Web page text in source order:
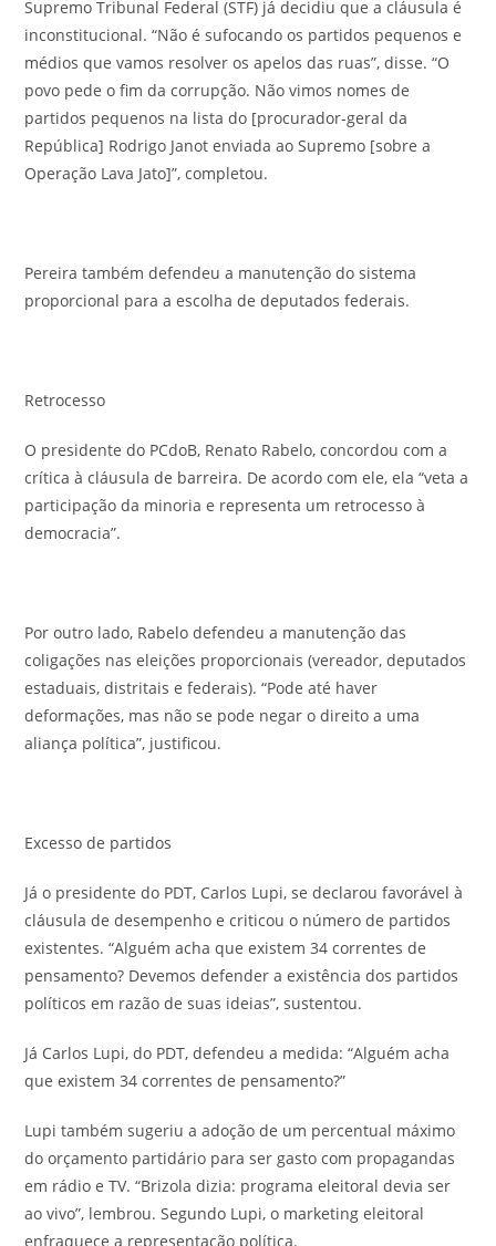
Supremo Tribunal Federal (STF) já decidiu que a cláusula é
inconstitucional. “Não é sufocando os partidos pequenos e
médios que vamos resolver os apelos das ruas”, disse. “O
povo pede o fim da corrupção. Não vimos nomes de
partidos pequenos na lista do [procurador-geral da
República] Rodrigo Janot enviada ao Supremo [sobre a
Operação Lava Jato]”, completou.
Pereira também defendeu a manutenção do sistema
proporcional para a escolha de deputados federais.
Retrocesso
O presidente do PCdoB, Renato Rabelo, concordou com a
crítica à cláusula de barreira. De acordo com ele, ela “veta a
participação da minoria e representa um retrocesso à
democracia”.
Por outro lado, Rabelo defendeu a manutenção das
coligações nas eleições proporcionais (vereador, deputados
estaduais, distritais e federais). “Pode até haver
deformações, mas não se pode negar o direito a uma
aliança política”, justificou.
Excesso de partidos
Já o presidente do PDT, Carlos Lupi, se declarou favorável à
cláusula de desempenho e criticou o número de partidos
existentes. “Alguém acha que existem 34 correntes de
pensamento? Devemos defender a existência dos partidos
políticos em razão de suas ideias”, sustentou.
Já Carlos Lupi, do PDT, defendeu a medida: “Alguém acha
que existem 34 correntes de pensamento?”
Lupi também sugeriu a adoção de um percentual máximo
do orçamento partidário para ser gasto com propagandas
em rádio e TV. “Brizola dizia: programa eleitoral devia ser
ao vivo”, lembrou. Segundo Lupi, o marketing eleitoral
enfraquece a representação política.